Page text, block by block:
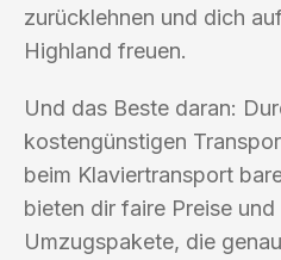
zurücklehnen und dich
Highland freuen.
Und das Beste daran:
kostengünstigen
beim Klaviertransport
bieten dir faire Preise
Umzugspakete, die